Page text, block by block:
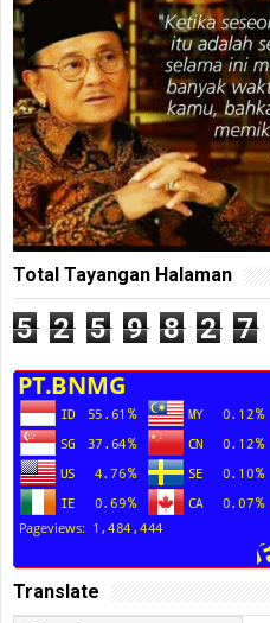
Total Tayangan Halaman
5 2 5 9 8 2 7
Translate